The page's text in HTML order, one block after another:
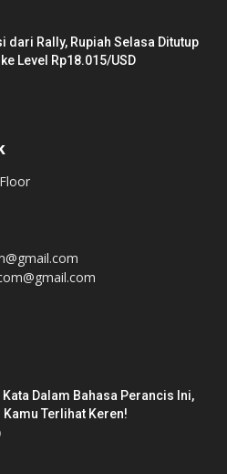
dari Rally, Rupiah Selasa Ditutup
Level Rp18.015/USD
Kata Dalam Bahasa Perancis Ini,
Kamu Terlihat Keren!